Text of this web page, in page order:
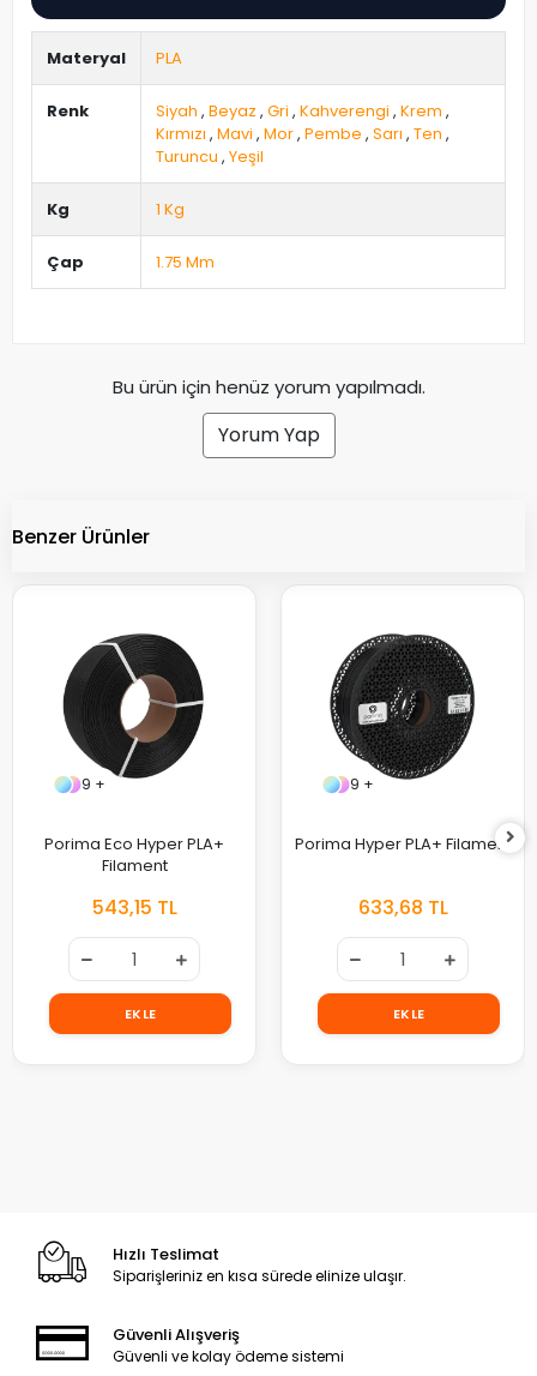
Materyal PLA
Renk Siyah , Beyaz , Gri , Kahverengi , Krem ,
Kırmızı , Mavi , Mor, Pembe , Sarı , Ten ,
Turuncu , Yeşil
Kg 1 Kg
Çap 1.75 Mm
Bu ürün için henüz yorum yapılmadı.
Yorum Yap
Benzer Ürünler
9 +
Porima Eco Hyper PLA+
Filament
543,15 TL
EKLE
9 +
Porima Hyper PLA+ Filament
633,68 TL
EKLE
Hızlı Teslimat
Siparişleriniz en kısa sürede elinize ulaşır.
Güvenli Alışveriş
Güvenli ve kolay ödeme sistemi